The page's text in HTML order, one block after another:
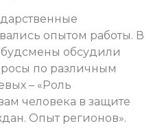
опытом работы. В
обсудили
по различным
– «Роль
человека в защите
Опыт регионов».